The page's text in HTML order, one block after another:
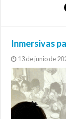
Inmersivas
13 de junio de